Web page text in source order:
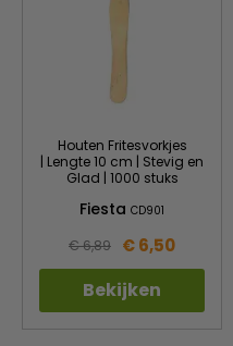
Houten Fritesvorkjes
| Lengte 10 cm | Stevig en
Glad | 1000 stuks
Fiesta CD901
€ 6,89 € 6,50
Bekijken